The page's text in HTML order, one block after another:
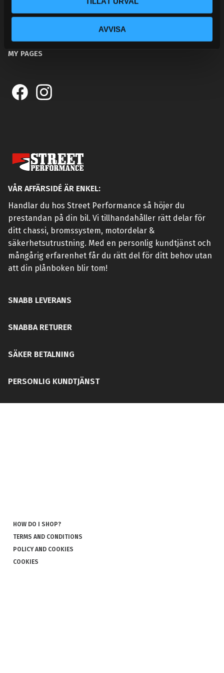
AVVISA
KONTAKTA OSS
MY PAGES
VÅR AFFÄRSIDÉ ÄR ENKEL:
Handlar du hos Street Performance så höjer du
prestandan på din bil. Vi tillhandahåller rätt delar för
ditt chassi, bromssystem, motordelar &
säkerhetsutrustning. Med en personlig kundtjänst och
mångårig erfarenhet får du rätt del för ditt behov utan
att din plånboken blir tom!
SNABB LEVERANS
SNABBA RETURER
SÄKER BETALNING
PERSONLIG KUNDTJÄNST
HOW DO I SHOP?
TERMS AND CONDITIONS
POLICY AND COOKIES
COOKIES